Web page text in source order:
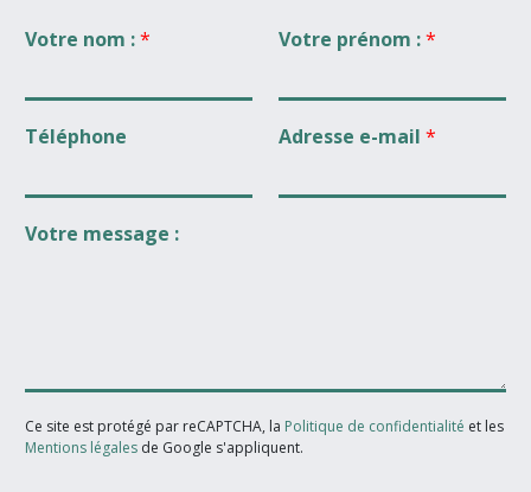
Votre nom :* Votre prénom :*
Téléphone Adresse e-mail *
Votre message :
Ce site est protégé par reCAPTCHA, la Politique de confidentialité et les
Mentions légales de Google s'appliquent.